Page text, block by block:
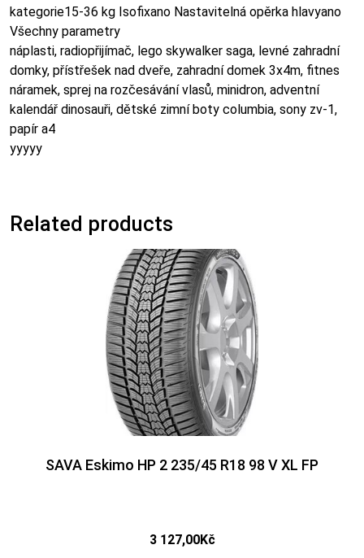
kategorie15-36 kg Isofixano Nastavitelná opěrka hlavyano
Všechny parametry
náplasti, radiopřijímač, lego skywalker saga, levné zahradní
domky, přístřešek nad dveře, zahradní domek 3x4m, fitnes
náramek, sprej na rozčesávání vlasů, minidron, adventní
kalendář dinosauři, dětské zimní boty columbia, sony zv-1,
papír a4
yyyyy
Related products
SAVA Eskimo HP 2 235/45 R18 98 V XL FP
3 127,00Kč